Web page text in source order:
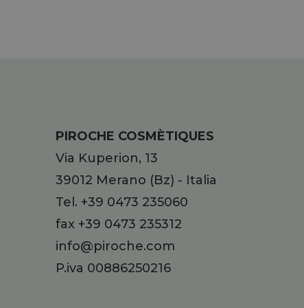
PIROCHE COSMÈTIQUES
Via Kuperion, 13
39012 Merano (Bz) - Italia
Tel. +39 0473 235060
fax +39 0473 235312
info@piroche.com
P.iva 00886250216